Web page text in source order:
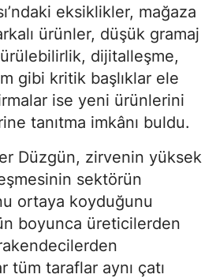
eksiklikler, mağaza
ürünler, düşük gramaj
dijitalleşme,
gibi kritik başlıklar ele
firmalar ise yeni ürünlerini
tanıtma imkânı buldu.
Düzgün, zirvenin yüksek
sektörün
ortaya koyduğunu
boyunca üreticilerden
tüm taraflar aynı çatı